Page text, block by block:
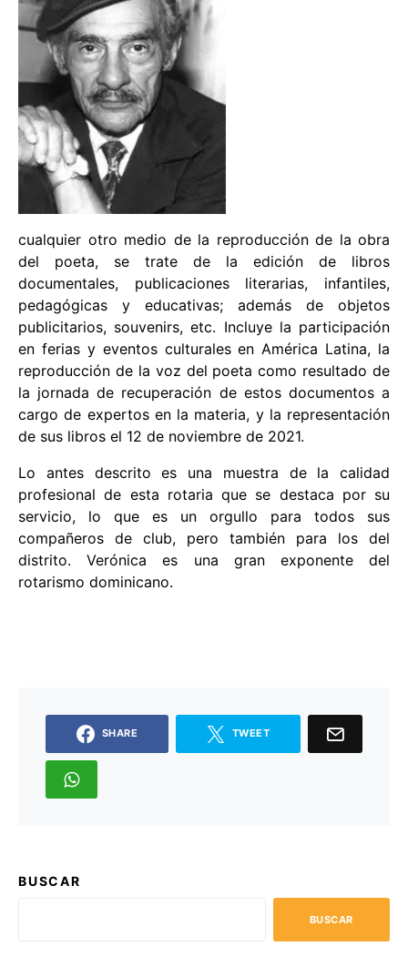
cualquier otro medio de la reproducción de la obra
del poeta, se trate de la edición de libros
documentales, publicaciones literarias, infantiles,
pedagógicas y educativas; además de objetos
publicitarios, souvenirs, etc. Incluye la participación
en ferias y eventos culturales en América Latina, la
reproducción de la voz del poeta como resultado de
la jornada de recuperación de estos documentos a
cargo de expertos en la materia, y la representación
de sus libros el 12 de noviembre de 2021.
Lo antes descrito es una muestra de la calidad
profesional de esta rotaria que se destaca por su
servicio, lo que es un orgullo para todos sus
compañeros de club, pero también para los del
distrito. Verónica es una gran exponente del
rotarismo dominicano.
SHARE TWEET
BUSCAR
BUSCAR